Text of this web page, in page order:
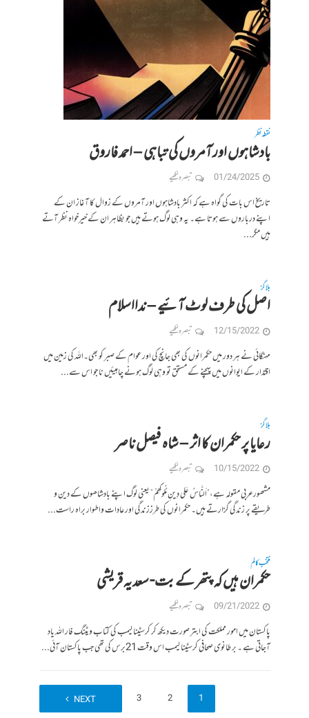
نقطہ نظر
بادشاہوں اور آمروں کی تباہی – احمد فاروق
01/24/2025 تبصرہ لکھیے
تاریخ اس بات کی گواہ ہے کہ اکثر بادشاہوں اور آمروں کے زوال کا آغاز ان کے
اپنے درباروں سے ہوتا ہے۔ یہ وہی لوگ ہوتے ہیں جو بظاہر ان کے خیرخواہ نظر آتے
ہیں مگر...
بلاگز
اصل کی طرف لوٹ آئیے‎‎ – ندااسلام
12/15/2022 تبصرہ لکھیے
مہنگائی نے ہر دور میں حکمرانوں کی بھی جانچ کی اور عوام کے صبر کو بھی۔اللہ کی زمین میں
اقتدار کے ایوانوں میں پہچنے کے مستحق تو وہی لوگ ہونے چاہیئیں نا جو اس سے...
بلاگز
رعایا پر حکمران کا اثر – شاہ فیصل ناصر
10/15/2022 تبصرہ لکھیے
مشھورعربی مقولہ ہے،”اَلنَّاسُ عَلی دِینِ مُلُوکِھِمْ” یعنی لوگ اپنے بادشاھوں کے دین و
طریقے پر زندگی گزارتے ہیں۔ حکمرانوں کی طرززندگی اورعادات واطوار براہ راست...
منتخب کالم
حکمران ہیں کہ پتھر کے بت- سعدیہ قریشی
09/21/2022 تبصرہ لکھیے
پاکستان میں امور مملکت کی ابتر صورت دیکھ کر کرسٹینا لیمب کی کتاب ویٹنگ فار اللہ یاد
آجاتی ہے ۔ برطانوی صحافی کرسٹینا لیمب اس وقت 21برس کی تھی جب پاکستان آئی...
1
2
3
NEXT